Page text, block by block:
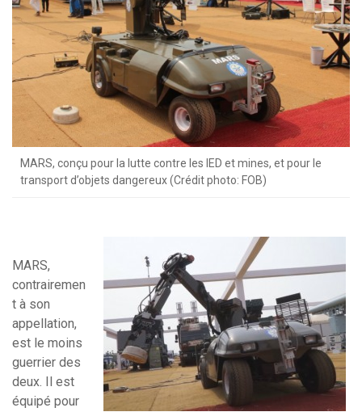
MARS, conçu pour la lutte contre les IED et mines, et pour le
transport d’objets dangereux (Crédit photo: FOB)
MARS,
contrairemen
t à son
appellation,
est le moins
guerrier des
deux. Il est
équipé pour